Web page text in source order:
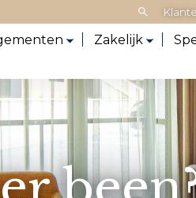
Zoeken:
Zakelijk